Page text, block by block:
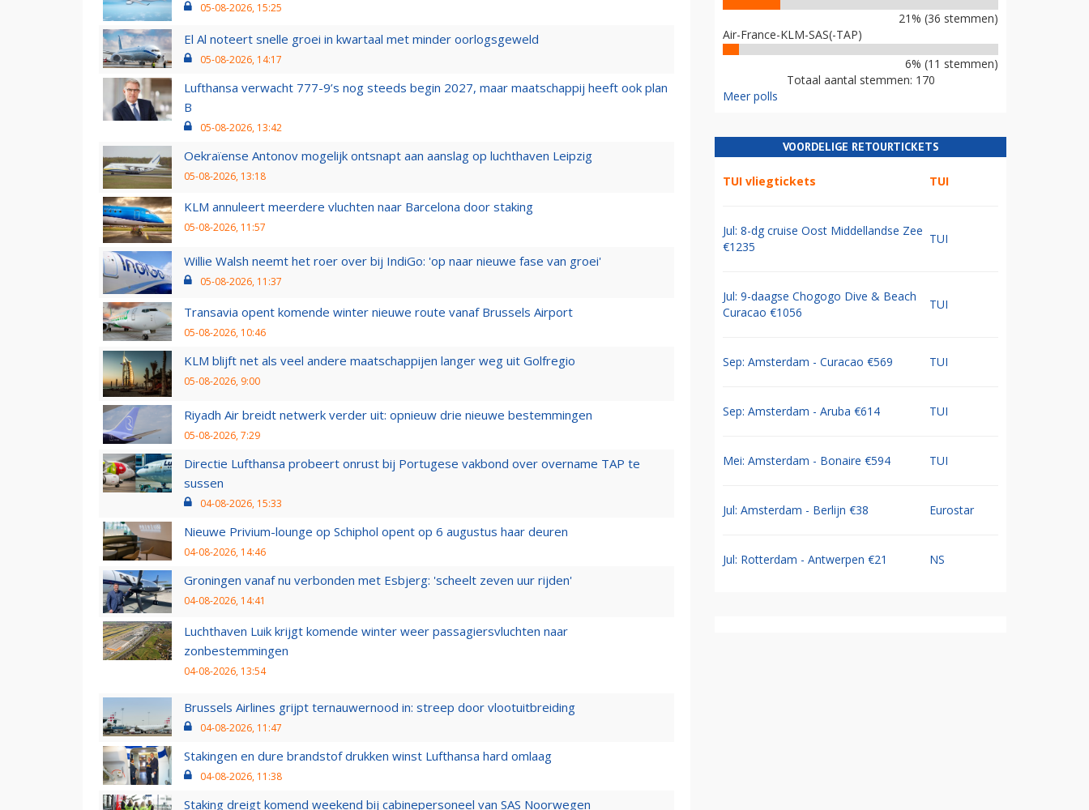
05-08-2026, 15:25
El Al noteert snelle groei in kwartaal met minder oorlogsgeweld
05-08-2026, 14:17
Lufthansa verwacht 777-9’s nog steeds begin 2027, maar maatschappij heeft ook plan
B
05-08-2026, 13:42
Oekraïense Antonov mogelijk ontsnapt aan aanslag op luchthaven Leipzig
05-08-2026, 13:18
KLM annuleert meerdere vluchten naar Barcelona door staking
05-08-2026, 11:57
Willie Walsh neemt het roer over bij IndiGo: 'op naar nieuwe fase van groei'
05-08-2026, 11:37
Transavia opent komende winter nieuwe route vanaf Brussels Airport
05-08-2026, 10:46
KLM blijft net als veel andere maatschappijen langer weg uit Golfregio
05-08-2026, 9:00
Riyadh Air breidt netwerk verder uit: opnieuw drie nieuwe bestemmingen
05-08-2026, 7:29
Directie Lufthansa probeert onrust bij Portugese vakbond over overname TAP te
sussen
04-08-2026, 15:33
Nieuwe Privium-lounge op Schiphol opent op 6 augustus haar deuren
04-08-2026, 14:46
Groningen vanaf nu verbonden met Esbjerg: 'scheelt zeven uur rijden'
04-08-2026, 14:41
Luchthaven Luik krijgt komende winter weer passagiersvluchten naar
zonbestemmingen
04-08-2026, 13:54
Brussels Airlines grijpt ternauwernood in: streep door vlootuitbreiding
04-08-2026, 11:47
Stakingen en dure brandstof drukken winst Lufthansa hard omlaag
04-08-2026, 11:38
Staking dreigt komend weekend bij cabinepersoneel van SAS Noorwegen
21% (36 stemmen)
Air-France-KLM-SAS(-TAP)
6% (11 stemmen)
Totaal aantal stemmen: 170
Meer polls
VOORDELIGE RETOURTICKETS
TUI vliegtickets TUI
Jul: 8-dg cruise Oost Middellandse Zee
€1235
TUI
Jul: 9-daagse Chogogo Dive & Beach
Curacao €1056
TUI
Sep: Amsterdam - Curacao €569 TUI
Sep: Amsterdam - Aruba €614 TUI
Mei: Amsterdam - Bonaire €594 TUI
Jul: Amsterdam - Berlijn €38 Eurostar
Jul: Rotterdam - Antwerpen €21 NS